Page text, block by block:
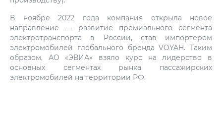
В ноябре 2022 года компания открыла новое
направление — развитие премиального сегмента
электротранспорта в России, став импортером
электромобилей глобального бренда VOYAH. Таким
образом, АО «ЭВИА» взяло курс на лидерство в
основных сегментах рынка пассажирских
электромобилей на территории РФ.